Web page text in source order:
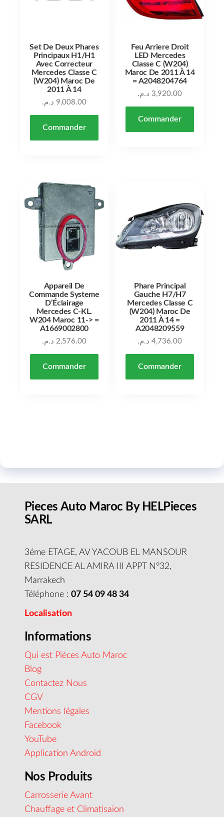
Set De Deux Phares
Principaux H1/H1
Avec Correcteur
Mercedes Classe C
(W204) Maroc De
2011 À 14
9,008.00 د.م.
Commander
Feu Arriere Droit
LED Mercedes
Classe C (W204)
Maroc De 2011 À 14
= A2048204764
3,920.00 د.م.
Commander
Appareil De
Commande Systeme
D’Éclairage
Mercedes C-KL.
W204 Maroc 11-> =
A1669002800
2,576.00 د.م.
Commander
Phare Principal
Gauche H7/H7
Mercedes Classe C
(W204) Maroc De
2011 À 14 =
A2048209559
4,736.00 د.م.
Commander
Pieces Auto Maroc By HELPieces
SARL
3éme ETAGE, AV YACOUB EL MANSOUR
RESIDENCE AL AMIRA III APPT N°32,
Marrakech
Téléphone : 07 54 09 48 34
Localisation
Informations
Qui est Pièces Auto Maroc
Blog
Contactez Nous
CGV
Mentions légales
Facebook
YouTube
Application Android
Nos Produits
Carrosserie Avant
Chauffage et Climatisaion